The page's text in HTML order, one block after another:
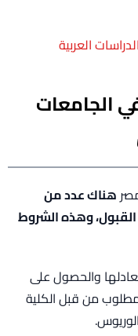
العربية
الجامعات
هناك عدد من
وهذه الشروط
والحصول على
من قبل الكلية